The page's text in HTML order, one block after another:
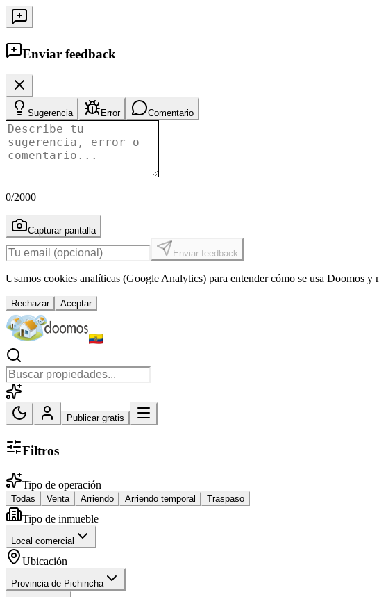
Enviar feedback
Sugerencia Error Comentario
0/2000
Capturar pantalla
Enviar feedback
Usamos cookies analíticas (Google Analytics) para entender cómo se usa Doomos y
Rechazar Aceptar
Publicar gratis
Filtros
Tipo de operación
Todas Venta Arriendo Arriendo temporal Traspaso
Tipo de inmueble
Local comercial
Ubicación
Provincia de Pichincha